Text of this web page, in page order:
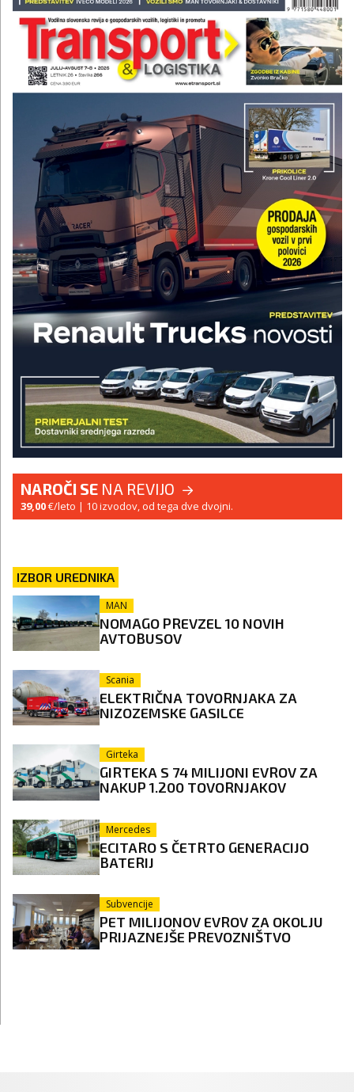
NAROČI SE NA REVIJO
39,00€/leto | 10 izvodov, od tega dve dvojni.
IZBOR UREDNIKA
MAN
NOMAGO PREVZEL 10 NOVIH
AVTOBUSOV
Scania
ELEKTRIČNA TOVORNJAKA ZA
NIZOZEMSKE GASILCE
Girteka
GIRTEKA S 74 MILIJONI EVROV ZA
NAKUP 1.200 TOVORNJAKOV
Mercedes
ECITARO S ČETRTO GENERACIJO
BATERIJ
Subvencije
PET MILIJONOV EVROV ZA OKOLJU
PRIJAZNEJŠE PREVOZNIŠTVO